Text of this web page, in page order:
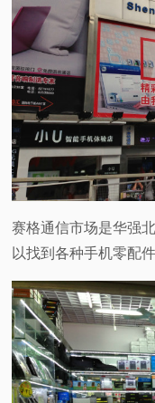
赛格通信市场是华强
以找到各种手机零配